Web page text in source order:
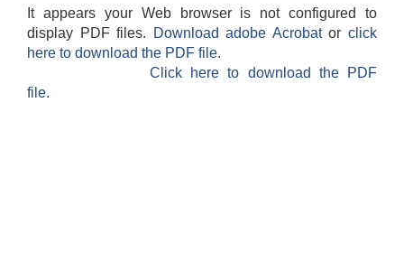
It appears your Web browser is not configured to
display PDF files.
Download adobe Acrobatorclick
here to download the PDF file.
Click here to download the PDF
file.